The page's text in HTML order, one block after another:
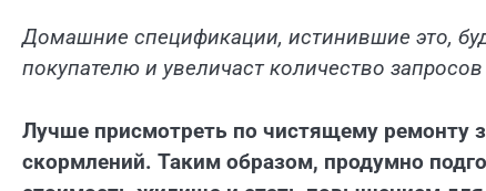
Домашние спецификации, истинившие это,
покупателю и увеличаст количество
Лучше присмотреть по чистящему ремонту
скормлений. Таким образом, продумно